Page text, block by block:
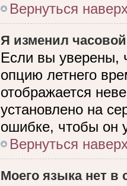
Вернуться
Я изменил
Если вы уверены,
опцию летнего
отображается
установлено на
ошибке, чтобы он
Вернуться
Моего языка нет в